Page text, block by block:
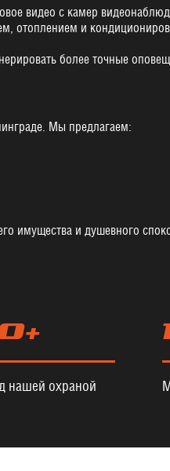
видео с камер
отоплением и
более точные
Мы предлагаем:
имущества и душевного
нашей охраной